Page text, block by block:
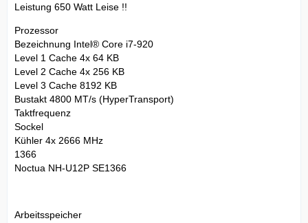
Leistung 650 Watt Leise !!
Prozessor
Bezeichnung Intel® Core i7-920
Level 1 Cache 4x 64 KB
Level 2 Cache 4x 256 KB
Level 3 Cache 8192 KB
Bustakt 4800 MT/s (HyperTransport)
Taktfrequenz
Sockel
Kühler 4x 2666 MHz
1366
Noctua NH-U12P SE1366
Arbeitsspeicher